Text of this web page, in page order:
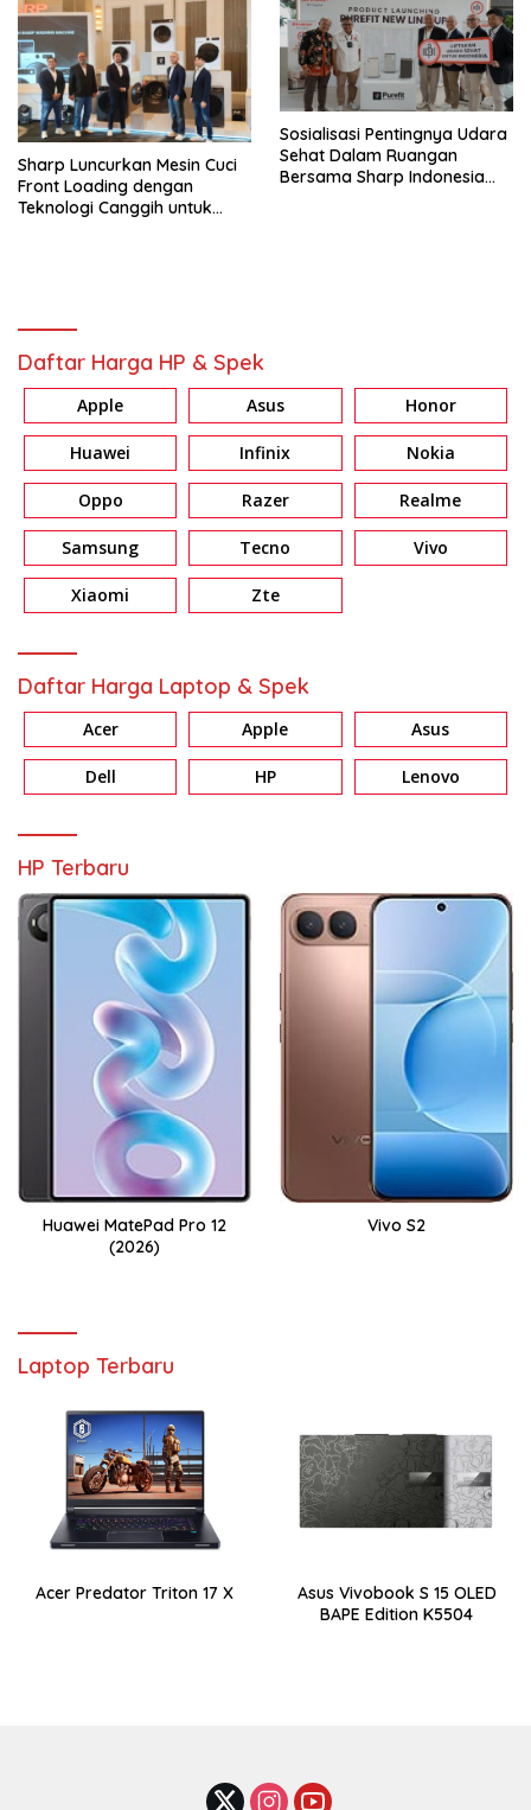
Sharp Luncurkan Mesin Cuci
Front Loading dengan
Teknologi Canggih untuk
Sosialisasi Pentingnya Udara
Sehat Dalam Ruangan
Bersama Sharp Indonesia
Daftar Harga HP & Spek
Apple Asus Honor
Huawei Infinix Nokia
Oppo Razer Realme
Samsung Tecno Vivo
Xiaomi Zte
Daftar Harga Laptop & Spek
Acer Apple Asus
Dell HP Lenovo
HP Terbaru
Huawei MatePad Pro 12
(2026)
Vivo S2
Laptop Terbaru
Acer Predator Triton 17 X
Asus Vivobook S 15 OLED
BAPE Edition K5504